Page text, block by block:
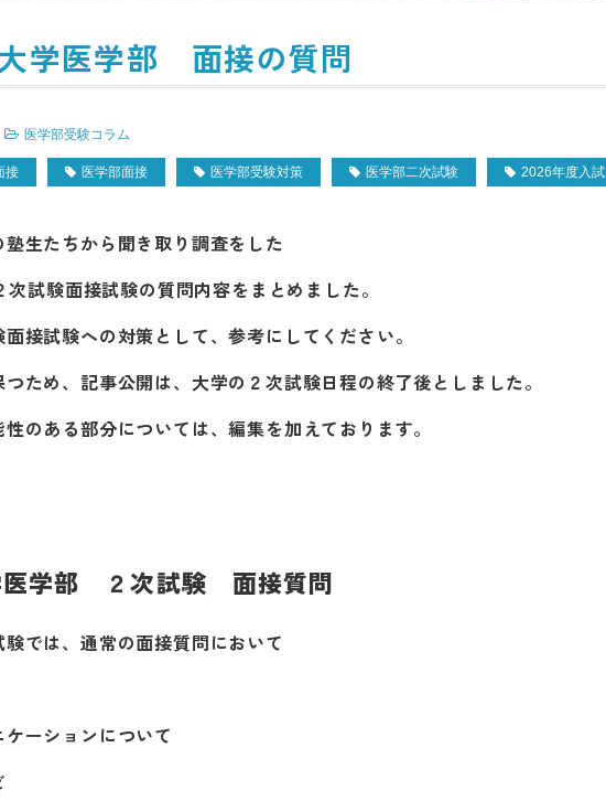
学医学部 面接の質問
医学部受験コラム
接 医学部面接 医学部受験対策 医学部二次試験 2026年度入試
塾生たちから聞き取り調査をした
試験面接試験の質問内容をまとめました。
接試験への対策として、参考にしてください。
ため、記事公開は、大学の２次試験日程の終了後としました。
のある部分については、編集を加えております。
医学部 ２次試験 面接質問
では、通常の面接質問において
ーションについて